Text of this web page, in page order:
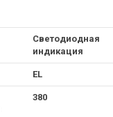
Светодиодная
индикация
EL
380